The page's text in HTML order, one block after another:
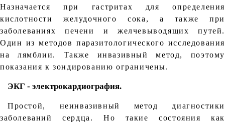
Назначается при гастритах для определения
кислотности желудочного сока, а также при
заболеваниях печени и желчевыводящих путей.
Один из методов паразитологического исследования
на лямблии. Также инвазивный метод, поэтому
показания к зондированию ограничены.
ЭКГ - электрокардиография.
Простой, неинвазивный метод диагностики
заболеваний сердца. Но такие состояния как